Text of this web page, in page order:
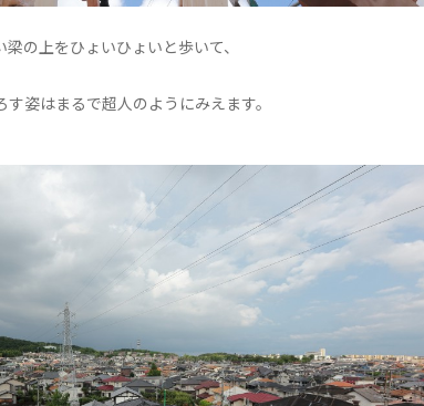
の上をひょいひょいと歩いて、
姿はまるで超人のようにみえます。